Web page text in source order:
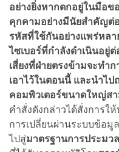
อย่างยิ่งหากตกอยู่ในมือข
คุกคามอย่างมีนัยสำคัญต่
รหัสที่ใช้กันอย่างแพร่หลา
ไซเบอร์ที่กำลังดำเนินอยู่
เสี่ยงที่ฝ่ายตรงข้ามจะทำ
เอาไว้ในตอนนี้ และนำไ
คอมพิวเตอร์ขนาดใหญ่สา
คำสั่งดังกล่าวได้สั่งการใ
การเปลี่ยนผ่านระบบข้อ
ไปสู่มาตรฐานการประมว